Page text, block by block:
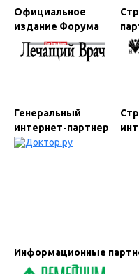
Официальное
издание Форума
Генеральный
интернет-партнер
Информационные